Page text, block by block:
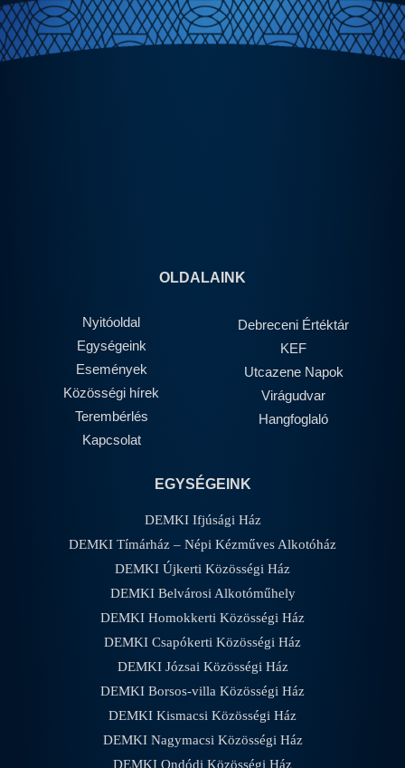
OLDALAINK
Nyitóoldal
Egységeink
Események
Közösségi hírek
Terembérlés
Kapcsolat
Debreceni Értéktár
KEF
Utcazene Napok
Virágudvar
Hangfoglaló
EGYSÉGEINK
DEMKI Ifjúsági Ház
DEMKI Tímárház – Népi Kézműves Alkotóház
DEMKI Újkerti Közösségi Ház
DEMKI Belvárosi Alkotóműhely
DEMKI Homokkerti Közösségi Ház
DEMKI Csapókerti Közösségi Ház
DEMKI Józsai Közösségi Ház
DEMKI Borsos-villa Közösségi Ház
DEMKI Kismacsi Közösségi Ház
DEMKI Nagymacsi Közösségi Ház
DEMKI Ondódi Közösségi Ház